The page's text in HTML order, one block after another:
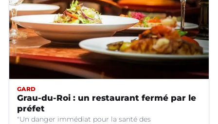
GARD
Grau-du-Roi : un restaurant fermé par le
préfet
"Un danger immédiat pour la santé des